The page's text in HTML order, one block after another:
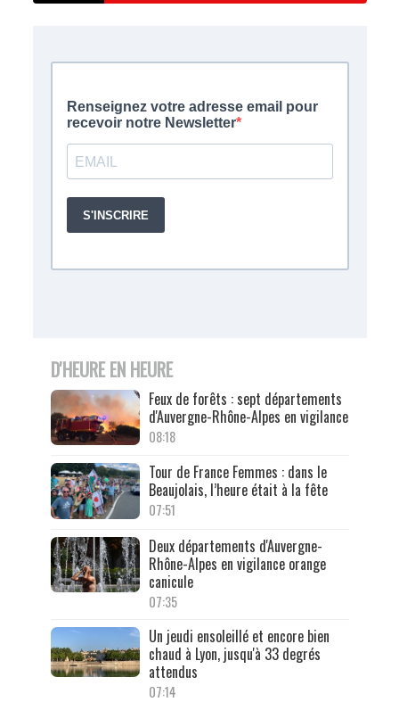
D'HEURE EN HEURE
Feux de forêts : sept départements
d'Auvergne-Rhône-Alpes en vigilance
08:18
Tour de France Femmes : dans le
Beaujolais, l’heure était à la fête
07:51
Deux départements d'Auvergne-
Rhône-Alpes en vigilance orange
canicule
07:35
Un jeudi ensoleillé et encore bien
chaud à Lyon, jusqu'à 33 degrés
attendus
07:14